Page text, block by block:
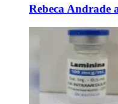
Rebeca Andrade